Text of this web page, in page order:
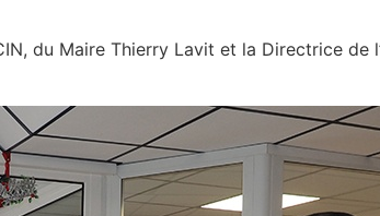
du Maire Thierry Lavit et la Directrice de